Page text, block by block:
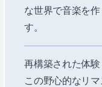
な世界で音楽を
す。
再構築された体
この野心的なリマ